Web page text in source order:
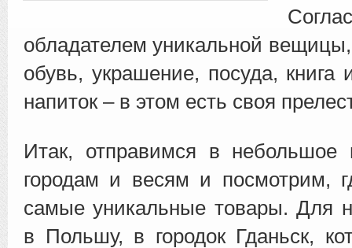
обладателем уникальной
обувь, украшение, посуда, книга
напиток – в этом есть своя
Итак, отправимся в небольшое
городам и весям и посмотрим,
самые уникальные товары. Для
в Польшу, в городок Гданьск,